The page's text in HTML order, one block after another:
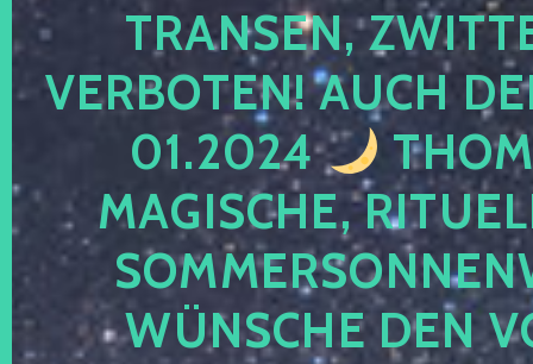
TRANSEN,
VERBOTEN! AUCH
01.2024
MAGISCHE,
WÜNSCHE DEN